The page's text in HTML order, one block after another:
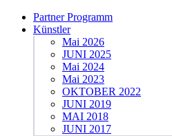
Partner Programm
Künstler
Mai 2026
JUNI 2025
Mai 2024
Mai 2023
OKTOBER 2022
JUNI 2019
MAI 2018
JUNI 2017